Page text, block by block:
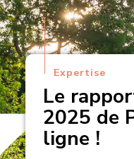
Expertise
Le
2025 de
ligne !